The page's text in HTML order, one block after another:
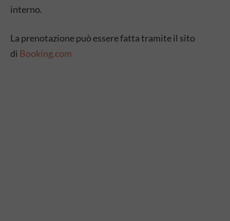
interno.
La prenotazione può essere fatta tramite il sito
di Booking.com